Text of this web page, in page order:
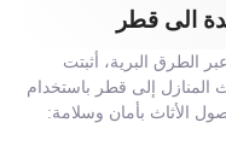
الى قطر
الطرق البرية، أثبتت
المنازل إلى قطر باستخدام
الأثاث بأمان وسلامة: